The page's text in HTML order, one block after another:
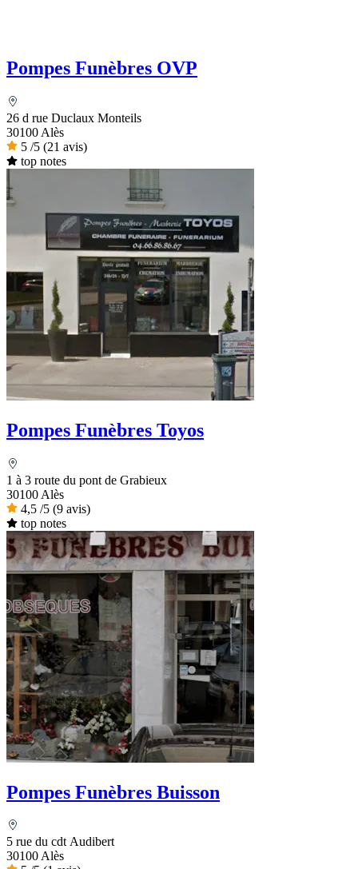
Pompes Funèbres OVP
26 d rue Duclaux Monteils
30100 Alès
5 /5 (21 avis)
top notes
Pompes Funèbres Toyos
1 à 3 route du pont de Grabieux
30100 Alès
4,5 /5 (9 avis)
top notes
Pompes Funèbres Buisson
5 rue du cdt Audibert
30100 Alès